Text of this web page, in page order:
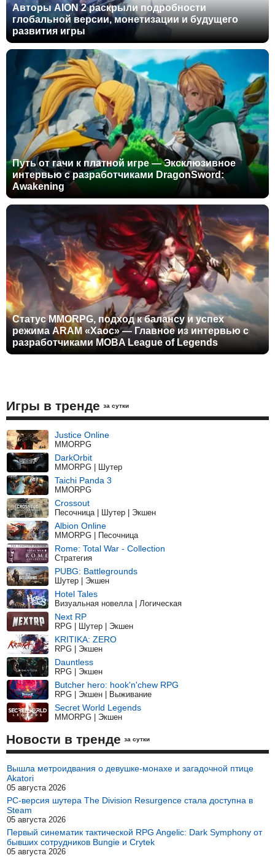
Авторы AION 2 раскрыли подробности
глобальной версии, монетизации и будущего
развития игры
Путь от гачи к платной игре — Эксклюзивное
интервью с разработчиками DragonSword:
Awakening
Статус MMORPG, подход к балансу и успех
режима ARAM «Хаос» — Главное из интервью с
разработчиками MOBA League of Legends
Игры в тренде за сутки
Justice Online
MMORPG
DarkOrbit
MMORPG | Шутер
Taichi Panda 3
MMORPG
Crossout
Песочница | Шутер | Экшен
Albion Online
MMORPG | Песочница
Rome: Total War - Collection
Стратегия
PUBG: Battlegrounds
Шутер | Экшен
Hotel Tales
Визуальная новелла | Логическая
Next RP
RPG | Шутер | Экшен
KRITIKA: ZERO
RPG | Экшен
Dauntless
RPG | Экшен
Butcher hero: hook'n'chew RPG
RPG | Экшен | Выживание
Secret World Legends
MMORPG | Экшен
Новости в тренде за сутки
Вышла метроидвания о девушке-монахе и загадочной птице
Akatori
05 августа 2026
PC-версия шутера The Division Resurgence стала доступна в
Steam
05 августа 2026
Первый синематик тактической RPG Angelic: Dark Symphony от
бывших сотрудников Bungie и Crytek
05 августа 2026